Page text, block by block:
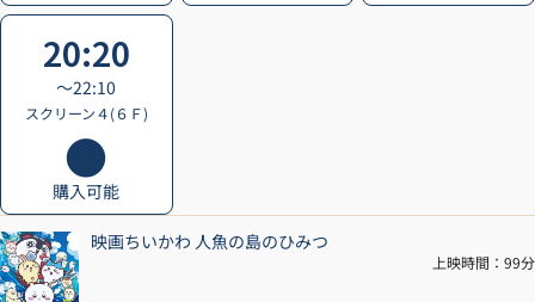
20:20
〜22:10
スクリーン４(６Ｆ)
購入可能
映画ちいかわ 人魚の島のひみつ
上映時間：99分